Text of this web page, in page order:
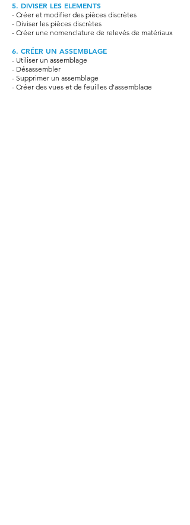
5. DIVISER LES ELEMENTS
- Créer et modifier des pièces discrètes
- Diviser les pièces discrètes
- Créer une nomenclature de relevés de matériaux
6. CRÉER UN ASSEMBLAGE
- Utiliser un assemblage
- Désassembler
- Supprimer un assemblage
- Créer des vues et de feuilles d’assemblage